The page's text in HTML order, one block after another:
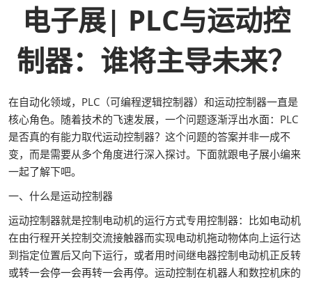
电子展| PLC与运动控
制器：谁将主导未来？
在自动化领域，PLC（可编程逻辑控制器）和运动控制器一直是
核心角色。随着技术的飞速发展，一个问题逐渐浮出水面：PLC
是否真的有能力取代运动控制器？这个问题的答案并非一成不
变，而是需要从多个角度进行深入探讨。下面就跟电子展小编来
一起了解下吧。
一、什么是运动控制器
运动控制器就是控制电动机的运行方式专用控制器：比如电动机
在由行程开关控制交流接触器而实现电动机拖动物体向上运行达
到指定位置后又向下运行，或者用时间继电器控制电动机正反转
或转一会停一会再转一会再停。运动控制在机器人和数控机床的